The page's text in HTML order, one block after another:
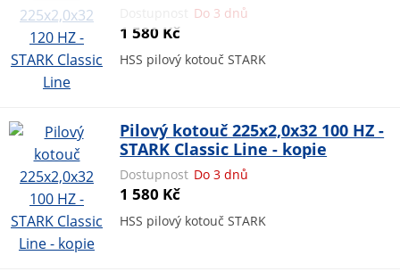
Do 3 dnů
1 580 Kč
HSS pilový kotouč STARK
Pilový kotouč 225x2,0x32 100 HZ -
STARK Classic Line - kopie
Dostupnost Do 3 dnů
1 580 Kč
HSS pilový kotouč STARK